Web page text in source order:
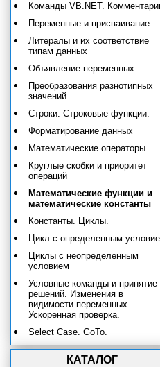
Команды VB.NET.
Переменные и присваивание
Литералы и их соответствие
типам данных
Объявление переменных
Преобразования разнотипных
значений
Строки. Строковые функции.
Форматирование данных
Математические операторы
Круглые скобки и приоритет
операций
Математические функции и
математические константы
Константы. Циклы.
Цикл с определенным
Циклы с неопределенным
условием
Условные команды и принятие
решений. Изменения в
видимости переменных.
Ускоренная проверка.
Select Case. GoTo.
Логические операторы.
Массивы.КАТАЛОГ